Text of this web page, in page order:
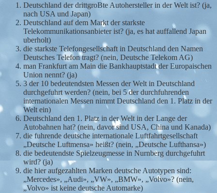
Deutschland der drittgroBte Autohersteller in der Welt ist? (ja,
nach USA und Japan)
Deutschland auf dem Markt der starkste
Telekommunikationsanbieter ist? (ja, es hat auffallend Japan
uberholt)
die starkste Telefongesellschaft in Deutschland den Namen
Deutsches Telefon tragt? (nein, Deutsche Telekom AG)
man Frankfurt am Main die Bankhauptstadt der Europaischen
Union nennt? (ja)
3 der 10 bedeutendsten Messen der Welt in Deutschland
durchgefuhrt werden? (nein, bei 5 der durchfuhrenden
internationalen Messen nimmt Deutschland den 1. Platz in der
Welt ein)
Deutschland den 1. Platz in der Welt in der Lange der
Autobahnen hat? (nein, davor sind USA, China und Kanada)
die fuhrende deutsche internationale Luftfahrtgesellschaft
„Deutsche Luftmensa» heißt? (nein, „Deutsche Lufthansa»)
die bedeutendste Spielzeugmesse in Nurnberg durchgefuhrt
wird? (ja)
die hier aufgezahlten Marken deutsche Autotypen sind:
„Mercedes», „Audi», „VW», „BMW», „Volvo»? (nein,
„Volvo» ist keine deutsche Automarke)